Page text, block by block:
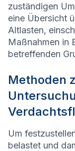
zuständigen
eine Übersicht
Altlasten,
Maßnahmen in
betreffenden
Methoden
Um
belastet und